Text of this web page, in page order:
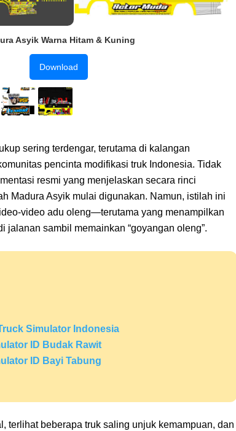
Asyik Warna Hitam & Kuning
Download
sering terdengar, terutama di kalangan
pencinta modifikasi truk Indonesia. Tidak
resmi yang menjelaskan secara rinci
Madura Asyik mulai digunakan. Namun, istilah ini
video adu oleng—terutama yang menampilkan
jalanan sambil memainkan “goyangan oleng”.
Simulator Indonesia
ID Budak Rawit
ID Bayi Tabung
terlihat beberapa truk saling unjuk kemampuan, dan